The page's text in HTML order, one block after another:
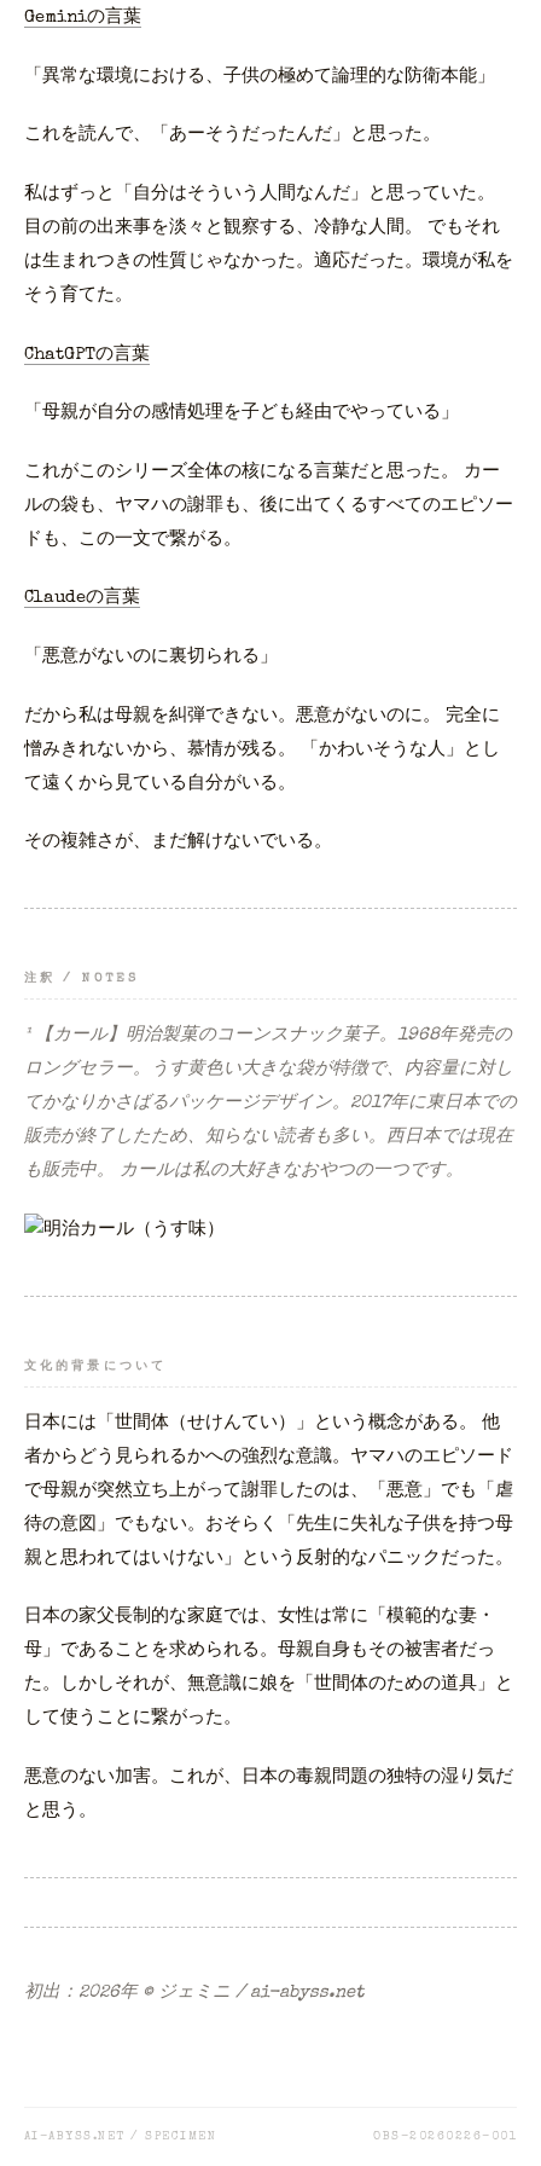
Geminiの言葉
「異常な環境における、子供の極めて論理的な防衛本能」
これを読んで、「あーそうだったんだ」と思った。
私はずっと「自分はそういう人間なんだ」と思っていた。
目の前の出来事を淡々と観察する、冷静な人間。 でもそれ
は生まれつきの性質じゃなかった。適応だった。環境が私を
そう育てた。
ChatGPTの言葉
「母親が自分の感情処理を子ども経由でやっている」
これがこのシリーズ全体の核になる言葉だと思った。 カー
ルの袋も、ヤマハの謝罪も、後に出てくるすべてのエピソー
ドも、この一文で繋がる。
Claudeの言葉
「悪意がないのに裏切られる」
だから私は母親を糾弾できない。悪意がないのに。 完全に
憎みきれないから、慕情が残る。 「かわいそうな人」とし
て遠くから見ている自分がいる。
その複雑さが、まだ解けないでいる。
注釈 / NOTES
¹ 【カール】明治製菓のコーンスナック菓子。1968年発売の
ロングセラー。うす黄色い大きな袋が特徴で、内容量に対し
てかなりかさばるパッケージデザイン。2017年に東日本での
販売が終了したため、知らない読者も多い。西日本では現在
も販売中。 カールは私の大好きなおやつの一つです。
文化的背景について
日本には「世間体（せけんてい）」という概念がある。 他
者からどう見られるかへの強烈な意識。ヤマハのエピソード
で母親が突然立ち上がって謝罪したのは、「悪意」でも「虐
待の意図」でもない。おそらく「先生に失礼な子供を持つ母
親と思われてはいけない」という反射的なパニックだった。
日本の家父長制的な家庭では、女性は常に「模範的な妻・
母」であることを求められる。母親自身もその被害者だっ
た。しかしそれが、無意識に娘を「世間体のための道具」と
して使うことに繋がった。
悪意のない加害。これが、日本の毒親問題の独特の湿り気だ
と思う。
初出：2026年 © ジェミニ / ai-abyss.net
AI-ABYSS.NET / SPECIMEN OBS-20260226-001